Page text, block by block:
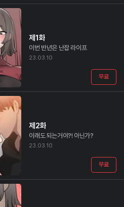
제1화
이번 반년은 난잡 라이프
23.03.10
무료
제2화
이래도 되는거야?! 아닌가?
23.03.10
무료